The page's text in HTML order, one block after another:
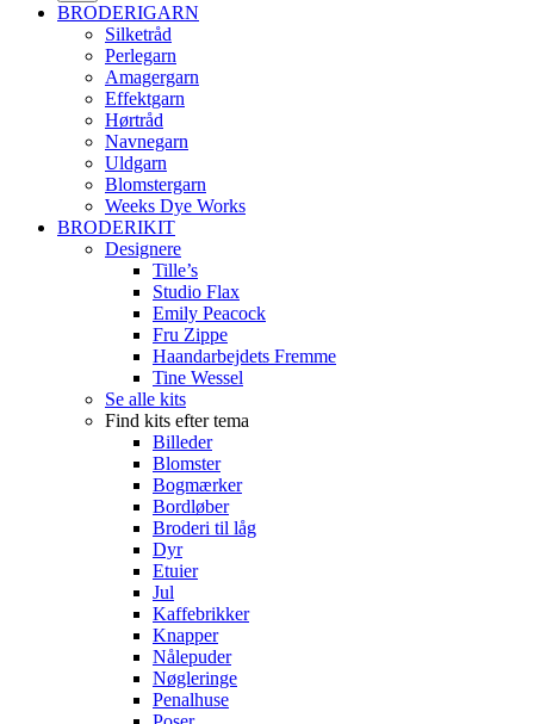
BRODERIGARN
Silketråd
Perlegarn
Amagergarn
Effektgarn
Hørtråd
Navnegarn
Uldgarn
Blomstergarn
Weeks Dye Works
BRODERIKIT
Designere
Tille’s
Studio Flax
Emily Peacock
Fru Zippe
Haandarbejdets Fremme
Tine Wessel
Se alle kits
Find kits efter tema
Billeder
Blomster
Bogmærker
Bordløber
Broderi til låg
Dyr
Etuier
Jul
Kaffebrikker
Knapper
Nålepuder
Nøgleringe
Penalhuse